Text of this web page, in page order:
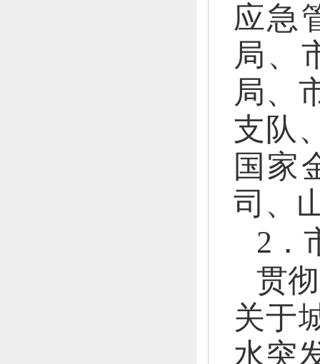
应急
局、
局、
支队
国家
司、
2．
贯
关于
水突